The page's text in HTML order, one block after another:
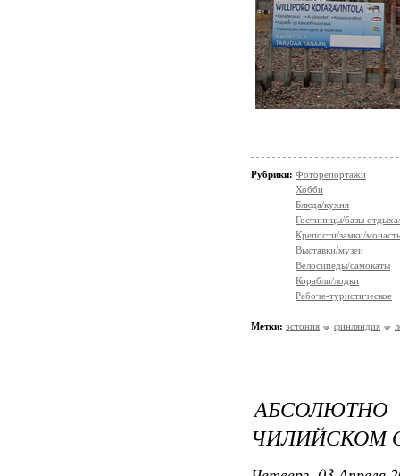
Рубрики: Фоторепортажи
Хобби
Блюда/кухня
Гостиницы/базы
Крепости/замки/
Выставки/музеи
Велосипеды/самокаты
Корабли/лодки
Рабоче-туристическое
Метки: эстония финляндия
ЧИЛИЙСКОМ